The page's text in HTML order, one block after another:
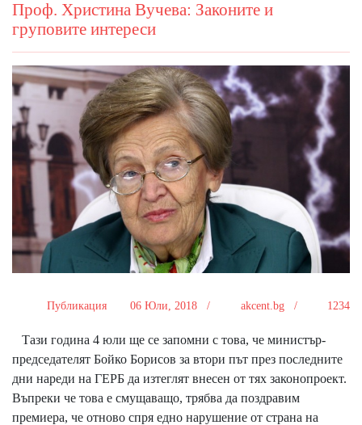
Проф. Христина Вучева: Законите и
груповите интереси
Публикация 06 Юли, 2018 / akcent.bg / 1234
Тази година 4 юли ще се запомни с това, че министър-
председателят Бойко Борисов за втори път през последните
дни нареди на ГЕРБ да изтеглят внесен от тях законопроект.
Въпреки че това е смущаващо, трябва да поздравим
премиера, че отново спря едно нарушение от страна на